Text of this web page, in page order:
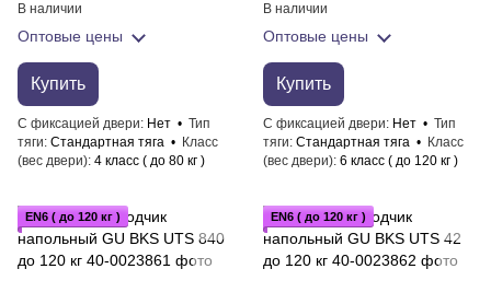
В наличии
Оптовые цены
Купить
С фиксацией двери Нет
Тип
тяги Стандартная тяга
Класс
(вес двери) 4 класс ( до 80 кг )
В наличии
Оптовые цены
Купить
С фиксацией двери Нет
Тип
тяги Стандартная тяга
Класс
(вес двери) 6 класс ( до 120 кг )
EN6 ( до 120 кг ) EN6 ( до 120 кг )